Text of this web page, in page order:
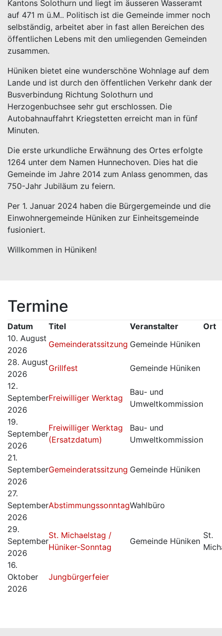
Kantons Solothurn und liegt im äusseren Wasseramt
auf 471 m ü.M.. Politisch ist die Gemeinde immer noch
selbständig, arbeitet aber in fast allen Bereichen des
öffentlichen Lebens mit den umliegenden Gemeinden
zusammen.
Hüniken bietet eine wunderschöne Wohnlage auf dem
Lande und ist durch den öffentlichen Verkehr dank der
Busverbindung Richtung Solothurn und
Herzogenbuchsee sehr gut erschlossen. Die
Autobahnauffahrt Kriegstetten erreicht man in fünf
Minuten.
Die erste urkundliche Erwähnung des Ortes erfolgte
1264 unter dem Namen Hunnechoven. Dies hat die
Gemeinde im Jahre 2014 zum Anlass genommen, das
750-Jahr Jubiläum zu feiern.
Per 1. Januar 2024 haben die Bürgergemeinde und die
Einwohnergemeinde Hüniken zur Einheitsgemeinde
fusioniert.
Willkommen in Hüniken!
Termine
Datum Titel Veranstalter
Ort
10. August
2026
Gemeinderatssitzung Gemeinde Hüniken
28. August
2026
Grillfest
Gemeinde Hüniken
12.
September
2026
Freiwilliger Werktag
Bau- und
Umweltkommission
19.
September
2026
Freiwilliger Werktag
(Ersatzdatum)
Bau- und
Umweltkommission
21.
September
2026
Gemeinderatssitzung Gemeinde Hüniken
27.
September
2026
AbstimmungssonntagWahlbüro
29.
September
2026
St. Michaelstag /
Hüniker-Sonntag
Gemeinde Hüniken
St.
16.
Oktober
2026
Jungbürgerfeier